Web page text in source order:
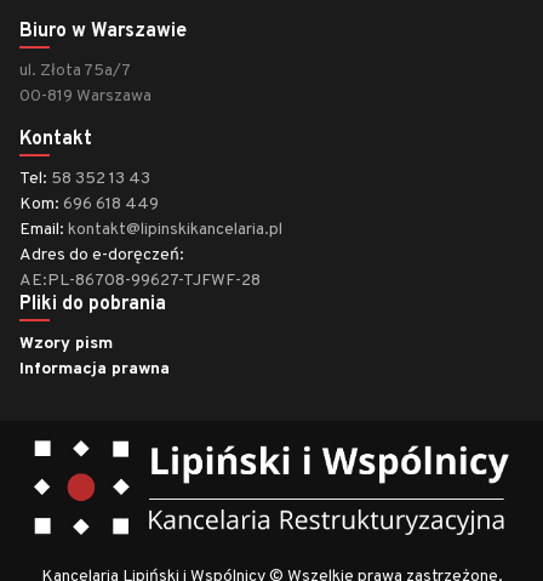
Biuro w Warszawie
ul. Złota 75a/7
00-819 Warszawa
Kontakt
Tel: 58 352 13 43
Kom: 696 618 449
Email: kontakt@lipinskikancelaria.pl
Adres do e-doręczeń:
AE:PL-86708-99627-TJFWF-28
Pliki do pobrania
Wzory pism
Informacja prawna